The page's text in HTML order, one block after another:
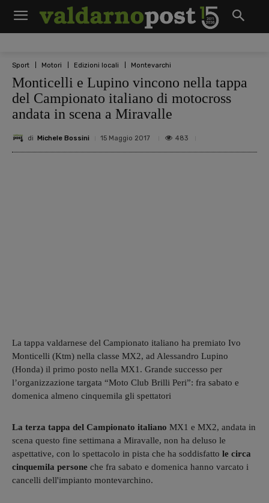
Sport Motori Edizioni locali Montevarchi
Monticelli e Lupino vincono nella tappa
del Campionato italiano di motocross
andata in scena a Miravalle
di Michele Bossini 15 Maggio 2017 483
La tappa valdarnese del Campionato italiano ha premiato Ivo
Monticelli (Ktm) nella classe MX2, ad Alessandro Lupino
(Honda) il primo posto nella MX1. Grande successo per
l’organizzazione targata “Moto Club Brilli Peri”: fra sabato e
domenica almeno cinquemila gli spettatori
La terza tappa del Campionato italiano MX1 e MX2, andata in
scena questo fine settimana a Miravalle, non ha deluso le
aspettative, con lo spettacolo in pista che ha soddisfatto le circa
cinquemila persone che fra sabato e domenica hanno varcato i
cancelli dell'impianto montevarchino.